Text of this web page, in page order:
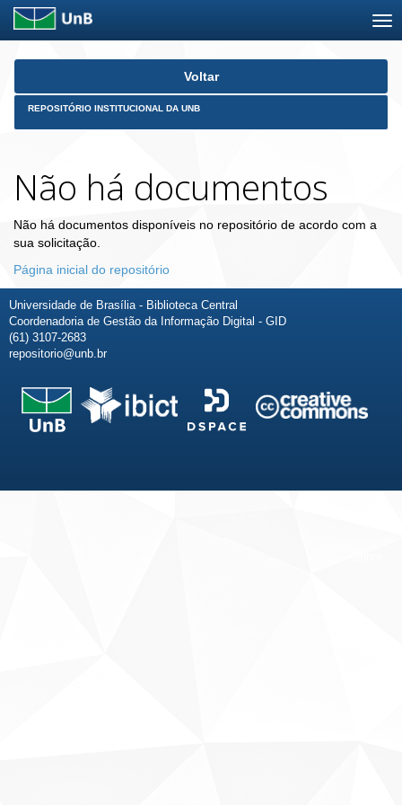
Skip
Voltar
REPOSITÓRIO INSTITUCIONAL DA UNB
Não há documentos
Não há documentos disponíveis no repositório de acordo com a
sua solicitação.
Página inicial do repositório
Universidade de Brasília - Biblioteca Central
Coordenadoria de Gestão da Informação Digital - GID
(61) 3107-2683
repositorio@unb.br